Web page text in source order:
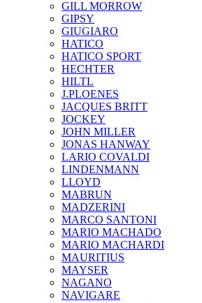
GILL MORROW
GIPSY
GIUGIARO
HATICO
HATICO SPORT
HECHTER
HILTL
J.PLOENES
JAСQUES BRITT
JOCKEY
JOHN MILLER
JONAS HANWAY
LARIO COVALDI
LINDENMANN
LLOYD
MABRUN
MADZERINI
MARCO SANTONI
MARIO MACHADO
MARIO MACHARDI
MAURITIUS
MAYSER
NAGANO
NAVIGARE